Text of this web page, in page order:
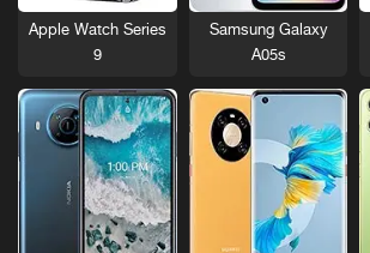
Samsung Galaxy
A05s
Apple Watch Series
9